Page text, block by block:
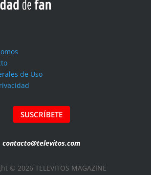
de Uso
SUSCRÍBETE
contacto@televitos.com
© 2026 TELEVITOS MAGAZINE